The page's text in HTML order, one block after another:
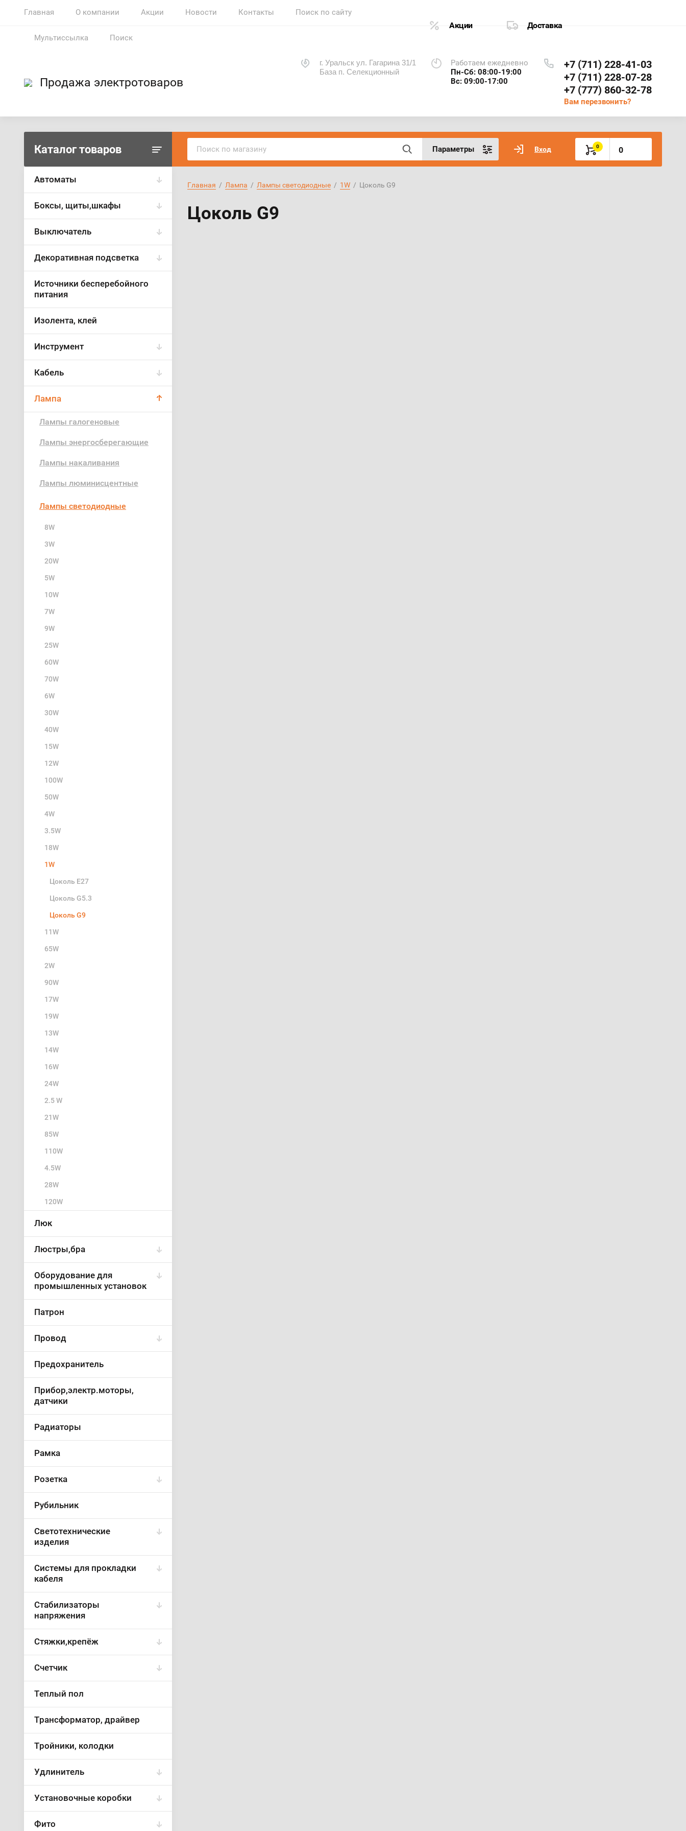
Главная О компании Акции Новости Контакты Поиск по сайту
Мультиссылка Поиск
Акции Доставка
Продажа электротоваров
г. Уральск ул. Гагарина 31/1
База п. Селекционный
Работаем ежедневно
​​​​​​Пн-Сб: 08:00-19:00
Вс: 09:00-17:00
+7 (711) 228-41-03
+7 (711) 228-07-28
+7 (777) 860-32-78
Вам перезвонить?
Каталог товаров Параметры Вход 0 0
Автоматы
Боксы, щиты,шкафы
Выключатель
Декоративная подсветка
Источники бесперебойного
питания
Изолента, клей
Инструмент
Кабель
Лампа
Лампы галогеновые
Лампы энергосберегающие
Лампы накаливания
Лампы люминисцентные
Лампы светодиодные
8W
3W
20W
5W
10W
7W
9W
25W
60W
70W
6W
30W
40W
15W
12W
100W
50W
4W
3.5W
18W
1W
Цоколь Е27
Цоколь G5.3
Цоколь G9
11W
65W
2W
90W
17W
19W
13W
14W
16W
24W
2.5 W
21W
85W
110W
4.5W
28W
120W
Люк
Люстры,бра
Оборудование для
промышленных установок
Патрон
Провод
Предохранитель
Прибор,электр.моторы,
датчики
Радиаторы
Рамка
Розетка
Рубильник
Светотехнические
изделия
Системы для прокладки
кабеля
Стабилизаторы
напряжения
Стяжки,крепёж
Счетчик
Теплый пол
Трансформатор, драйвер
Тройники, колодки
Удлинитель
Установочные коробки
Фито
Главная
  /
Лампа
  /
Лампы светодиодные
  /
1W
  /  Цоколь G9
Цоколь G9